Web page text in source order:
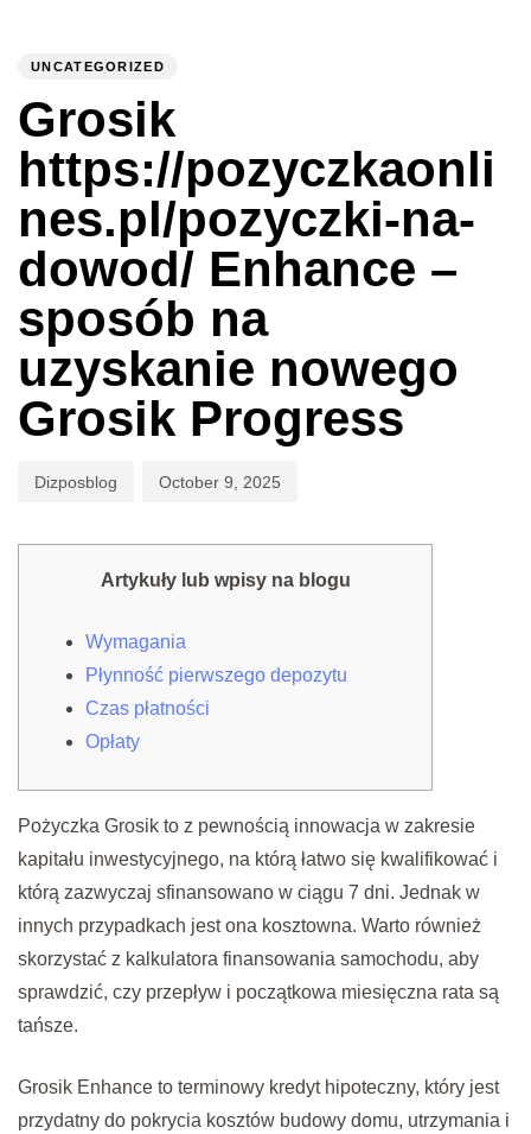
UNCATEGORIZED
Grosik
https://pozyczkaonli
nes.pl/pozyczki-na-
dowod/ Enhance –
sposób na
uzyskanie nowego
Grosik Progress
Dizposblog October 9, 2025
Artykuły lub wpisy na blogu
Wymagania
Płynność pierwszego depozytu
Czas płatności
Opłaty
Pożyczka Grosik to z pewnością innowacja w zakresie
kapitału inwestycyjnego, na którą łatwo się kwalifikować i
którą zazwyczaj sfinansowano w ciągu 7 dni. Jednak w
innych przypadkach jest ona kosztowna. Warto również
skorzystać z kalkulatora finansowania samochodu, aby
sprawdzić, czy przepływ i początkowa miesięczna rata są
tańsze.
Grosik Enhance to terminowy kredyt hipoteczny, który jest
przydatny do pokrycia kosztów budowy domu, utrzymania i